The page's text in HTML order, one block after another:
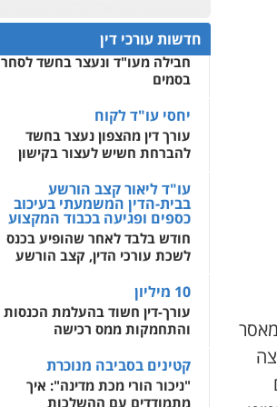
לעונש של 74 חודשי מאסר
פלילי פשיעה חמורה
מעצרים וחקירות
0505212444
עו"ד אסף גונן
פלילי פשע חמור תעבורה
צבא מעצרים וחקירות
גל דהן – משרד עורך דין
פלילי
פלילי פשיעה חמורה
0544723840
גיל פרידמן – משרד עו"ד
וחקירות מחיקת רישום פלילי
0503366733
0522508109
אחסון אתרים
לעורכי דין
אסירים עבירות מין
שירותים מקצועיים לעורכי
דין
0544500346
חדשות עורכי דין
חפץ חשוד
עצור בתיק ניסיון רצח קיבל
חבילה מעו"ד ונעצר בחשד לסחר
בסמים
יחסי עו"ד לקוח
עורך דין מהצפון נעצר בחשד
להברחת חשיש לעצור בקישון
עו"ד ליאור קצב הורשע
בבית-הדין המשמעתי בעיכוב
כספים ופגיעה בכבוד המקצוע
חודש בלבד לאחר שהופיע בכנס
לשכת עורכי הדין, קצב הורשע
10 מיליון
עורך-דין חשוד בהעלמת הכנסות
והתחמקות ממס רכישה
קטינים בסביבה מנוכרת
"ניכור הורי מכת מדינה": איך
מתמודדים עם ההשלכות